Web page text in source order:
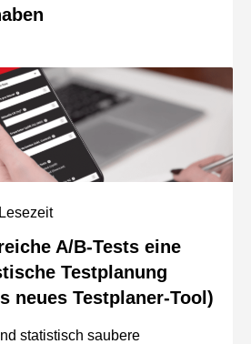
A/B-Tests eine
Testplanung
neues Testplaner-Tool)
statistisch saubere